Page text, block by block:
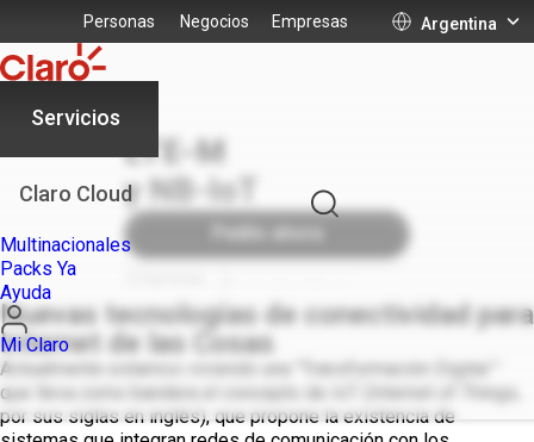
Personas Negocios Empresas Argentina
Servicios
Claro Cloud
Multinacionales
Packs Ya
Ayuda
Mi Claro
LTE-M
y NB-IoT
Nuevas tecnologías de conectividad para
Internet de las Cosas
Actualmente estamos viviendo una "Transformación Digital "
que lleva como bandera el concepto de IoT (Internet of Things,
por sus siglas en inglés), que propone la existencia de